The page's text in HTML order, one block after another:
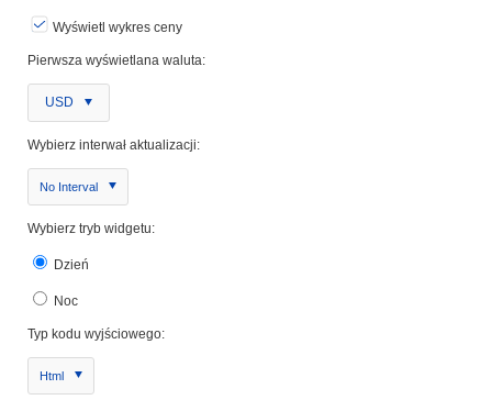
Wyświetl wykres ceny
Pierwsza wyświetlana waluta:
USD
Wybierz interwał aktualizacji:
No Interval
Wybierz tryb widgetu:
Dzień
Noc
Typ kodu wyjściowego:
Html